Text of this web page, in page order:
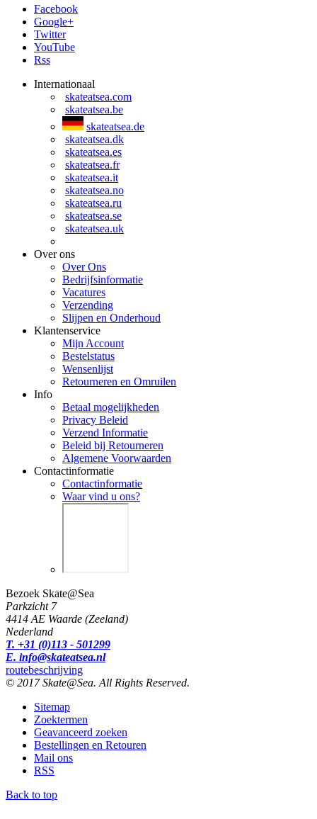
Facebook
Google+
Twitter
YouTube
Rss
Internationaal
skateatsea.com
skateatsea.be
skateatsea.de
skateatsea.dk
skateatsea.es
skateatsea.fr
skateatsea.it
skateatsea.no
skateatsea.ru
skateatsea.se
skateatsea.uk
Over ons
Over Ons
Bedrijfsinformatie
Vacatures
Verzending
Slijpen en Onderhoud
Klantenservice
Mijn Account
Bestelstatus
Wensenlijst
Retourneren en Omruilen
Info
Betaal mogelijkheden
Privacy Beleid
Verzend Informatie
Beleid bij Retourneren
Algemene Voorwaarden
Contactinformatie
Contactinformatie
Waar vind u ons?
Bezoek Skate@Sea
Parkzicht 7
4414 AE Waarde (Zeeland)
Nederland
T. +31 (0)113 - 501299
E. info@skateatsea.nl
routebeschrijving
© 2017 Skate@Sea. All Rights Reserved.
Sitemap
Zoektermen
Geavanceerd zoeken
Bestellingen en Retouren
Mail ons
RSS
Back to top